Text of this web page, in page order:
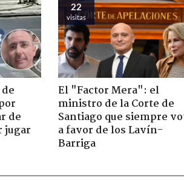
de
jugar
22
visitas
El "Factor Mera": el
ministro de la Corte de
Santiago que siempre
a favor de los Lavín-
Barriga